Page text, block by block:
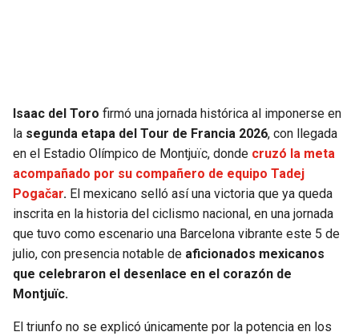
RAMS
49ERS
SEAHAWKS
BEARS
LIONS
PACKERS
ROCKETS
GRIZZLIES
PELICANS
SPURS
NUGGETS
TIMBERWOLVES
Isaac del Toro firmó una jornada histórica al imponerse en
la segunda etapa del Tour de Francia 2026, con llegada
en el Estadio Olímpico de Montjuïc, donde cruzó la meta
acompañado por su compañero de equipo Tadej
Pogačar. El mexicano selló así una victoria que ya queda
inscrita en la historia del ciclismo nacional, en una jornada
que tuvo como escenario una Barcelona vibrante este 5 de
julio, con presencia notable de aficionados mexicanos
que celebraron el desenlace en el corazón de
Montjuïc.
El triunfo no se explicó únicamente por la potencia en los